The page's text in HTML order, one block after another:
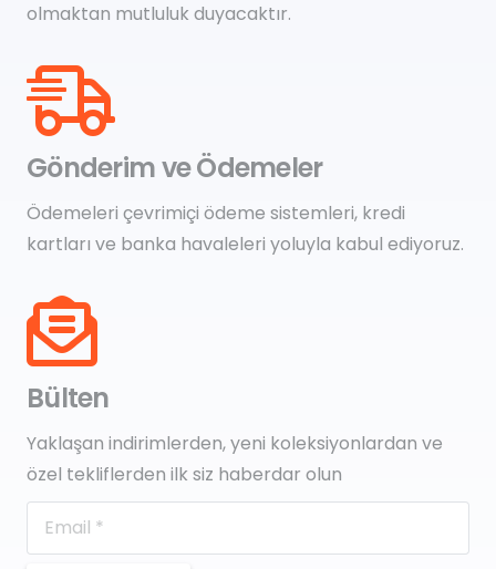
olmaktan mutluluk duyacaktır.
Gönderim ve Ödemeler
Ödemeleri çevrimiçi ödeme sistemleri, kredi
kartları ve banka havaleleri yoluyla kabul ediyoruz.
Bülten
Yaklaşan indirimlerden, yeni koleksiyonlardan ve
özel tekliflerden ilk siz haberdar olun